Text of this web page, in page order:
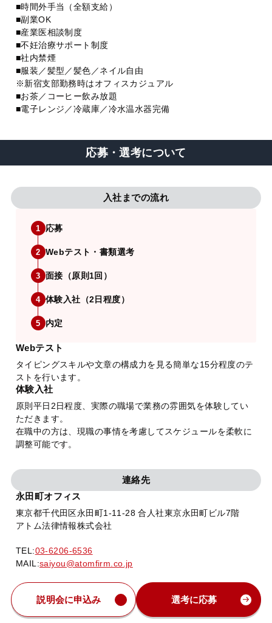
■時間外手当（全額支給）
■副業OK
■産業医相談制度
■不妊治療サポート制度
■社内禁煙
■服装／髪型／髪色／ネイル自由
※新宿支部勤務時はオフィスカジュアル
■お茶／コーヒー飲み放題
■電子レンジ／冷蔵庫／冷水温水器完備
応募・選考について
入社までの流れ
1 応募
2 Webテスト・書類選考
3 面接（原則1回）
4 体験入社（2日程度）
5 内定
Webテスト
タイピングスキルや文章の構成力を見る簡単な15分程度のテ
ストを行います。
体験入社
原則平日2日程度、実際の職場で業務の雰囲気を体験してい
ただきます。
在職中の方は、現職の事情を考慮してスケジュールを柔軟に
調整可能です。
連絡先
永田町オフィス
東京都千代田区永田町1-11-28 合人社東京永田町ビル7階
アトム法律情報株式会社
TEL:03-6206-6536
MAIL:saiyou@atomfirm.co.jp
説明会に申込み 選考に応募